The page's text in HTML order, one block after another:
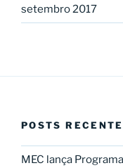
setembro 2017
POSTS
MEC lança